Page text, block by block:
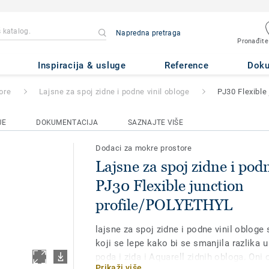
Napredna pretraga
Inspiracija & usluge Reference
i podne vinil obloge
- PJ30
Lajsne za spoj zidne i podne vinil obloge PJ30
DOKUMENTACIJA SAZNAJTE VIŠE
Dodaci za mokre prostore
Lajsne za spoj zidne i
PJ30 Flexible junction
profile/POLYETHYL
lajsne za spoj zidne i podne vinil
koji se lepe kako bi se smanjila razlika
poda i zida i Aquarell zidnih obloga. Oni